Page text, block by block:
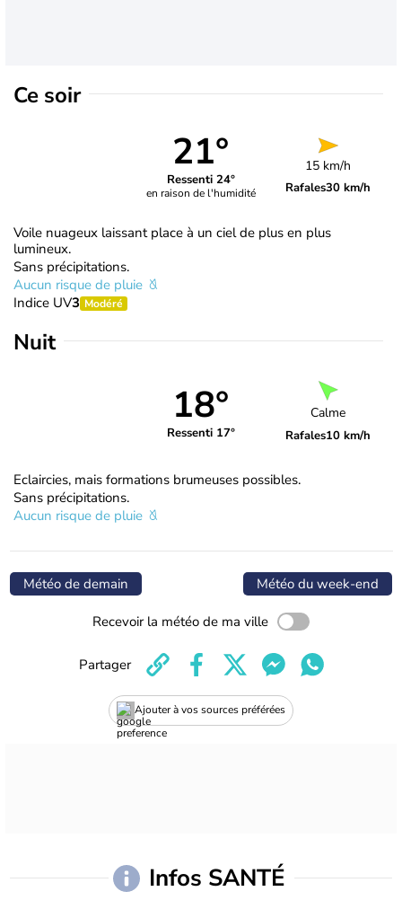
Ce soir
21°
Ressenti 24°
en raison de l'humidité
15 km/h
Rafales30 km/h
Voile nuageux laissant place à un ciel de plus en plus
lumineux.
Sans précipitations.
Aucun risque de pluie
Indice UV3 Modéré
Nuit
18°
Ressenti 17°
Calme
Rafales10 km/h
Eclaircies, mais formations brumeuses possibles.
Sans précipitations.
Aucun risque de pluie
Météo de demain Météo du week-end
Recevoir la météo de ma ville
Ajouter à vos sources préférées
Partager
Infos SANTÉ